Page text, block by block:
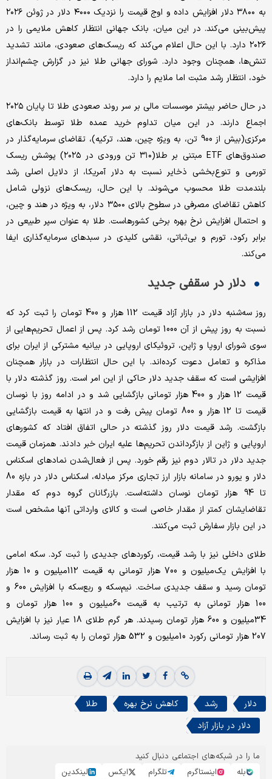
به ۳۸۰۰ دلار افزایش داده و اوج قیمت را نزدیک ۴۰۰۰ دلار در ژوئن ۲۰۲۶
پیش‌بینی می‌کند. در این میان، بانک جهانی انتظار کاهش ملایمی را در
۲۰۲۶ دارد. با این حال اعلام می‌کند که ریسک‌های صعودی، مانند تشدید
تنش‌ها، همچنان وجود دارد. شورای جهانی طلا نیز در گزارش چشم‌انداز
خود، انتظار رشد مثبت اما ملایم را دارد.
در حال حاضر بیشتر موسسات مالی بر سر روند صعودی طلا تا پایان ۲۰۲۵
اجماع دارند. در این میان تداوم خرید عمده طلا توسط بانک‌های
مرکزی(بیش از 900 تن، به ویژه چین، هند، ترکیه)، تقاضای سرمایه‌گذار در
صندوق‌های ETF مبتنی بر طلا(۳۱۰ تن ورودی در ۲۰۲۵) پوشش ریسک
تورمی و تنوع‌بخشی ذخایر نسبت به دلار آمریکا، از دلایل اصلی رشد
بلندمدت طلا محسوب می‌شوند. با این حال، ریسک‌های نزولی شامل
کاهش تقاضای مصرفی در سطوح بالای ۳۵۰۰ دلار، به ویژه در هند و چین،
و احتمال افزایش نرخ بهره برخی کشورهاست. طلا به عنوان سپر طبیعی در
برابر رکود، تورم و بی‌ثباتی، نقشی کلیدی در سبدهای سرمایه‌گذاری ایفا
می‌کند.
دلار در سقفی جدید
روز سه‌شنبه دلار در بازار آزاد قیمت 112 هزار و 400 تومان را ثبت کرد که
نسبت به ‌روز پیش از آن 1000 تومان رشد کرد. پس از اعمال تحریم‌هایی از
سوی شورای اروپا و ژاپن، تروئیکای اروپایی در بیانیه مشترکی از ایران برای
مذاکره و تعامل دعوت کرده‌اند. با این حال انتظارات در بازار همچنان
افزایشی است که سقف جدید دلار حاکی از این امر است. روز گذشته دلار با
قیمت 12 هزار و 400 هزار تومانی بازگشایی شد و در ادامه روز با نوسان
قیمت تا 12 هزار و 800 تومان پیش رفت و در انتها به قیمت بازگشایی
بازگشت. رشد قیمت دلار روز گذشته در حالی اتفاق افتاد که کشورهای
اروپایی و ژاپن از بازگرداندن تحریم‌ها علیه ایران خبر دادند. همزمان قیمت
جدید دلار در تالار دوم نیز رقم خورد. پس از فعال‌شدن نمادهای اسکناس
دلار و یورو در سامانه بازار ارز تجاری مرکز مبادله، اسکناس دلار در بازه 80
تا 94 هزار تومان نوسان داشته‌است. بازرگانان گروه دوم که مقدار
تقاضایشان کمتر از مقدار خاصی است و کالای وارداتی آنها مشخص است
در این بازار سفارش ثبت می‌کنند.
طلای داخلی نیز با رشد قیمت، رکوردهای جدیدی را ثبت کرد. سکه امامی
با افزایش یک‌میلیون و 700 هزار تومانی به قیمت 112‌میلیون و 10 هزار
تومان رسید و سقف جدیدی ساخت. نیم‌سکه و ربع‌سکه با افزایش 600 و
100 هزار تومانی به ترتیب به قیمت 60‌میلیون و 100 هزار تومان و
34‌میلیون و 600 هزار تومان رسیدند. هر گرم طلای 18 عیار نیز با افزایش
207 هزار تومانی رکورد 10‌میلیون و 532 هزار تومان را به ثبت رساند.
دلار رشد کاهش نرخ بهره
طلا
دلار در بازار آزاد
ما را در شبکه‌های اجتماعی دنبال کنید
بله
اینستاگرم تلگرام ایکس لینکدین